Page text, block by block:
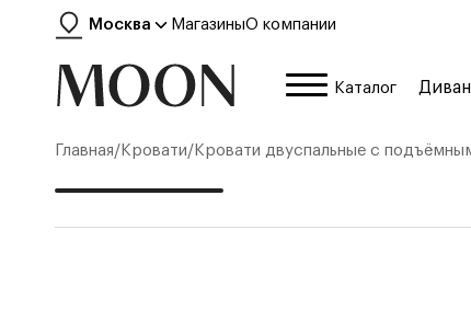
Москва МагазиныО компании
Каталог
Главная/ Кровати/ Кровати двуспальные с